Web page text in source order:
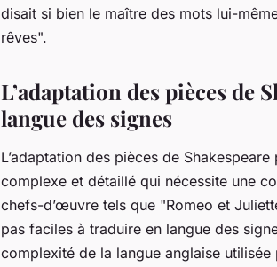
disait si bien le maître des mots lui-
rêves".
L’adaptation des pièces de
langue des signes
L’adaptation des pièces de
complexe et détaillé qui nécessite une
chefs-d’œuvre tels que "Romeo et
pas faciles à traduire en langue des
complexité de la langue anglaise utilisée